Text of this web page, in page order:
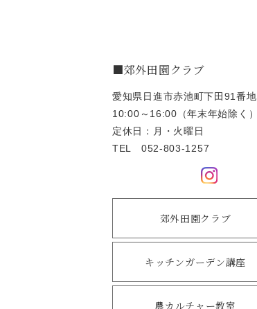
■郊外田園クラブ
愛知県日進市赤池町下田91番地
10:00～16:00（年末年始除く）
定休日：月・火曜日
TEL 052-803-1257
郊外田園クラブ
キッチンガーデン講座
農カルチャー教室